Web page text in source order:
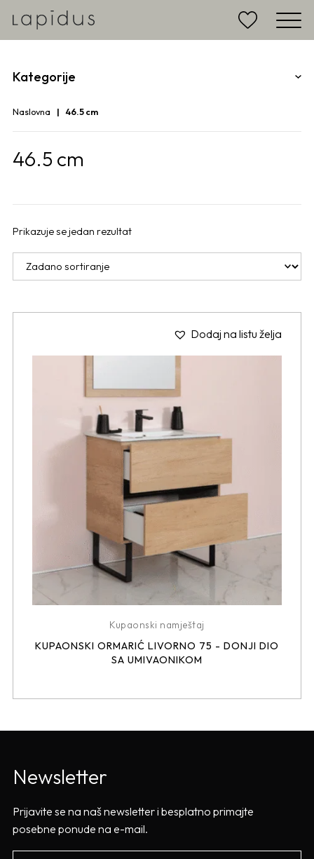
Kategorije
Naslovna 46.5 cm
46.5 cm
Prikazuje se jedan rezultat
Dodaj na listu želja
Kupaonski namještaj
KUPAONSKI ORMARIĆ LIVORNO 75 - DONJI DIO
SA UMIVAONIKOM
Newsletter
Prijavite se na naš newsletter i besplatno primajte
posebne ponude na e-mail.